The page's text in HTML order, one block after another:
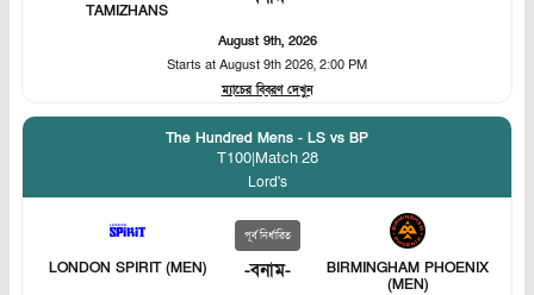
TAMIZHANS
August 9th, 2026
Starts at August 9th 2026, 2:00 PM
ম্যাচের বিবরণ দেখুন
The Hundred Mens - LS vs BP
T100|Match 28
Lord's
LONDON SPIRIT (MEN)
পূর্ব নির্ধারিত
-বনাম-
BIRMINGHAM PHOENIX
(MEN)